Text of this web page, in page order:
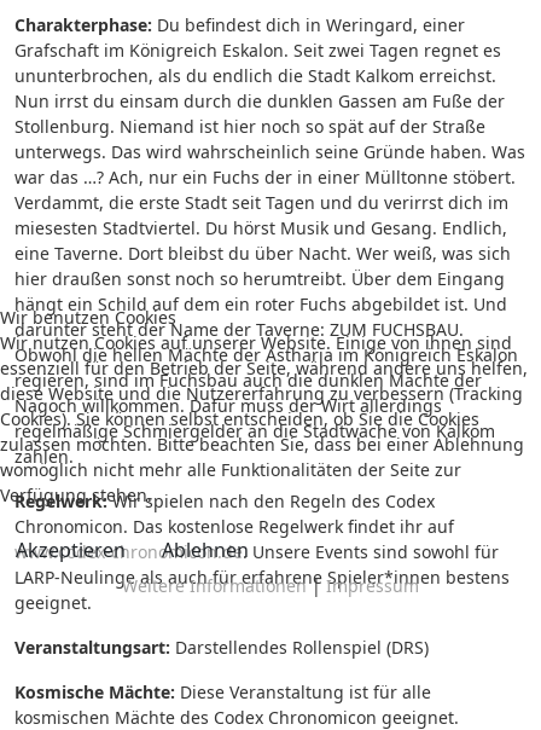
Charakterphase: Du befindest dich in Weringard, einer
Grafschaft im Königreich Eskalon. Seit zwei Tagen regnet es
ununterbrochen, als du endlich die Stadt Kalkom erreichst.
Nun irrst du einsam durch die dunklen Gassen am Fuße der
Stollenburg. Niemand ist hier noch so spät auf der Straße
unterwegs. Das wird wahrscheinlich seine Gründe haben. Was
war das …? Ach, nur ein Fuchs der in einer Mülltonne stöbert.
Verdammt, die erste Stadt seit Tagen und du verirrst dich im
miesesten Stadtviertel. Du hörst Musik und Gesang. Endlich,
eine Taverne. Dort bleibst du über Nacht. Wer weiß, was sich
hier draußen sonst noch so herumtreibt. Über dem Eingang
hängt ein Schild auf dem ein roter Fuchs abgebildet ist. Und
darunter steht der Name der Taverne: ZUM FUCHSBAU.
Obwohl die hellen Mächte der Astharia im Königreich Eskalon
regieren, sind im Fuchsbau auch die dunklen Mächte der
Nagoch willkommen. Dafür muss der Wirt allerdings
regelmäßige Schmiergelder an die Stadtwache von Kalkom
zahlen.
Regelwerk:Wir spielen nach den Regeln des Codex
Chronomicon. Das kostenlose Regelwerk findet ihr auf
www.codex-chronomicon.de. Unsere Events sind sowohl für
LARP-Neulinge als auch für erfahrene Spieler*innen bestens
geeignet.
Veranstaltungsart: Darstellendes Rollenspiel (DRS)
Kosmische Mächte: Diese Veranstaltung ist für alle
kosmischen Mächte des Codex Chronomicon geeignet.
Wir benutzen Cookies
Wir nutzen Cookies auf unserer Website. Einige von ihnen sind
essenziell für den Betrieb der Seite, während andere uns helfen,
diese Website und die Nutzererfahrung zu verbessern (Tracking
Cookies). Sie können selbst entscheiden, ob Sie die Cookies
zulassen möchten. Bitte beachten Sie, dass bei einer Ablehnung
womöglich nicht mehr alle Funktionalitäten der Seite zur
Verfügung stehen.
Akzeptieren Ablehnen
Weitere Informationen|Impressum